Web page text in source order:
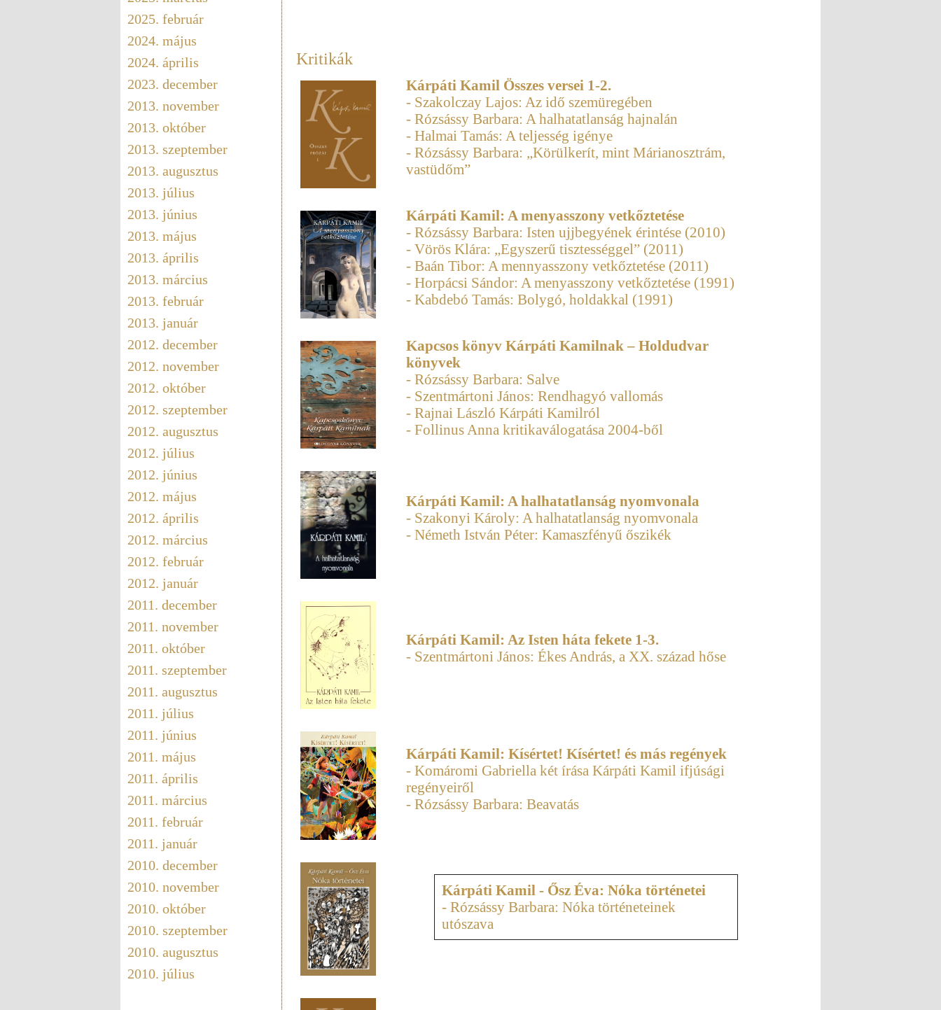
Kritikák
Kárpáti Kamil Összes versei 1-2.
- Szakolczay Lajos: Az idő szemüregében
- Rózsássy Barbara: A halhatatlanság hajnalán
- Halmai Tamás: A teljesség igénye
- Rózsássy Barbara: „Körülkerít, mint Márianosztrám,
vastüdőm”
Kárpáti Kamil: A menyasszony vetkőztetése
- Rózsássy Barbara: Isten ujjbegyének érintése (2010)
- Vörös Klára: „Egyszerű tisztességgel” (2011)
- Baán Tibor: A mennyasszony vetkőztetése (2011)
- Horpácsi Sándor: A menyasszony vetkőztetése (1991)
- Kabdebó Tamás: Bolygó, holdakkal (1991)
Kapcsos könyv Kárpáti Kamilnak – Holdudvar
könyvek
- Rózsássy Barbara: Salve
- Szentmártoni János: Rendhagyó vallomás
- Rajnai László Kárpáti Kamilról
- Follinus Anna kritikaválogatása 2004-ből
Kárpáti Kamil: A halhatatlanság nyomvonala
- Szakonyi Károly: A halhatatlanság nyomvonala
- Németh István Péter: Kamaszfényű őszikék
Kárpáti Kamil: Az Isten háta fekete 1-3.
- Szentmártoni János: Ékes András, a XX. század hőse
Kárpáti Kamil: Kísértet! Kísértet! és más regények
- Komáromi Gabriella két írása Kárpáti Kamil ifjúsági
regényeiről
- Rózsássy Barbara: Beavatás
Kárpáti Kamil - Ősz Éva: Nóka történetei
- Rózsássy Barbara: Nóka történeteinek
utószava
2025. február
2024. május
2024. április
2023. december
2013. november
2013. október
2013. szeptember
2013. augusztus
2013. július
2013. június
2013. május
2013. április
2013. március
2013. február
2013. január
2012. december
2012. november
2012. október
2012. szeptember
2012. augusztus
2012. július
2012. június
2012. május
2012. április
2012. március
2012. február
2012. január
2011. december
2011. november
2011. október
2011. szeptember
2011. augusztus
2011. július
2011. június
2011. május
2011. április
2011. március
2011. február
2011. január
2010. december
2010. november
2010. október
2010. szeptember
2010. augusztus
2010. július